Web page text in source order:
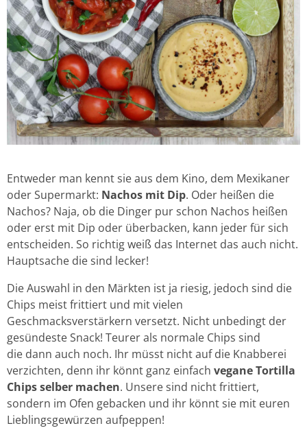
Entweder man kennt sie aus dem Kino, dem Mexikaner
oder Supermarkt: Nachos mit Dip. Oder heißen die
Nachos? Naja, ob die Dinger pur schon Nachos heißen
oder erst mit Dip oder überbacken, kann jeder für sich
entscheiden. So richtig weiß das Internet das auch nicht.
Hauptsache die sind lecker!
Die Auswahl in den Märkten ist ja riesig, jedoch sind die
Chips meist frittiert und mit vielen
Geschmacksverstärkern versetzt. Nicht unbedingt der
gesündeste Snack! Teurer als normale Chips sind
die dann auch noch. Ihr müsst nicht auf die Knabberei
verzichten, denn ihr könnt ganz einfach veganeTortilla
Chips selber machen. Unsere sind nicht frittiert,
sondern im Ofen gebacken und ihr könnt sie mit euren
Lieblingsgewürzen aufpeppen!